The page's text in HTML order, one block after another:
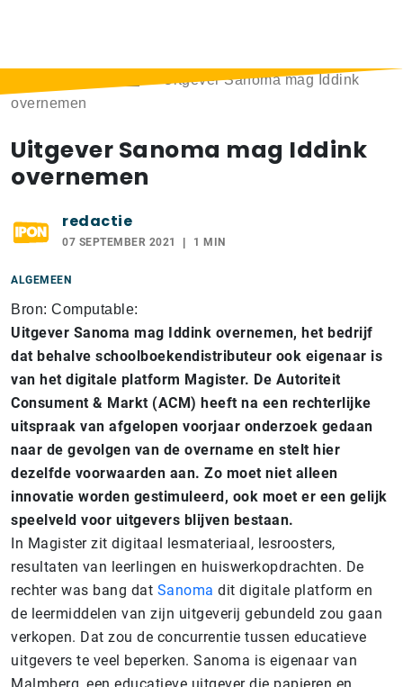
Uitgever Sanoma mag Iddink
overnemen
Uitgever Sanoma mag Iddink
overnemen
redactie
07 SEPTEMBER 2021 1 MIN
ALGEMEEN
Bron: Computable:
Uitgever Sanoma mag Iddink overnemen, het bedrijf
dat behalve schoolboekendistributeur ook eigenaar is
van het digitale platform Magister. De Autoriteit
Consument & Markt (ACM) heeft na een rechterlijke
uitspraak van afgelopen voorjaar onderzoek gedaan
naar de gevolgen van de overname en stelt hier
dezelfde voorwaarden aan. Zo moet niet alleen
innovatie worden gestimuleerd, ook moet er een gelijk
speelveld voor uitgevers blijven bestaan.
In Magister zit digitaal lesmateriaal, lesroosters,
resultaten van leerlingen en huiswerkopdrachten. De
rechter was bang dat Sanoma dit digitale platform en
de leermiddelen van zijn uitgeverij gebundeld zou gaan
verkopen. Dat zou de concurrentie tussen educatieve
uitgevers te veel beperken. Sanoma is eigenaar van